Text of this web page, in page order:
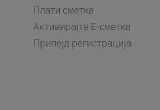
Плати сметка
Активирајте Е-сметка
Припејд регистрација